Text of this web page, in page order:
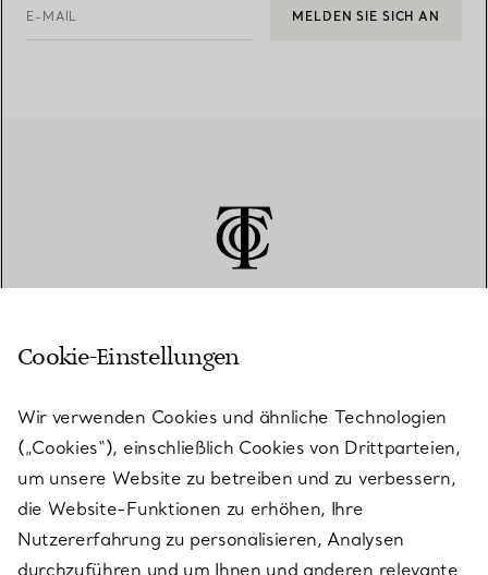
E-MAIL MELDEN SIE SICH AN
KUNDENSERVICE
SERVICES
ÜBER TIFFANY & CO.
Cookie-Einstellungen
Wir verwenden Cookies und ähnliche Technologien
(„Cookies“), einschließlich Cookies von Drittparteien,
um unsere Website zu betreiben und zu verbessern,
die Website-Funktionen zu erhöhen, Ihre
Nutzererfahrung zu personalisieren, Analysen
durchzuführen und um Ihnen und anderen relevante